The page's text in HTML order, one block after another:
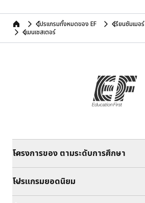
home โปรแกรมทั้งหมดของ EF เรียนซัมเมอร์
แมนเชสเตอร์
โครงการของ ตามระดับการศึกษา
โปรแกรมยอดนิยม